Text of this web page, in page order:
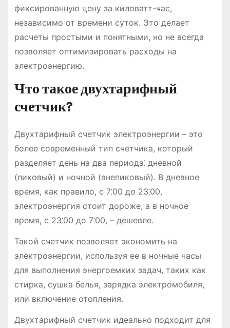
фиксированную цену за киловатт-час,
независимо от времени суток. Это делает
расчеты простыми и понятными, но не всегда
позволяет оптимизировать расходы на
электроэнергию.
Что такое двухтарифный
счетчик?
Двухтарифный счетчик электроэнергии – это
более современный тип счетчика, который
разделяет день на два периода⁚ дневной
(пиковый) и ночной (внепиковый). В дневное
время, как правило, с 7⁚00 до 23⁚00,
электроэнергия стоит дороже, а в ночное
время, с 23⁚00 до 7⁚00, – дешевле.
Такой счетчик позволяет экономить на
электроэнергии, используя ее в ночные часы
для выполнения энергоемких задач, таких как
стирка, сушка белья, зарядка электромобиля,
или включение отопления.
Двухтарифный счетчик идеально подходит для